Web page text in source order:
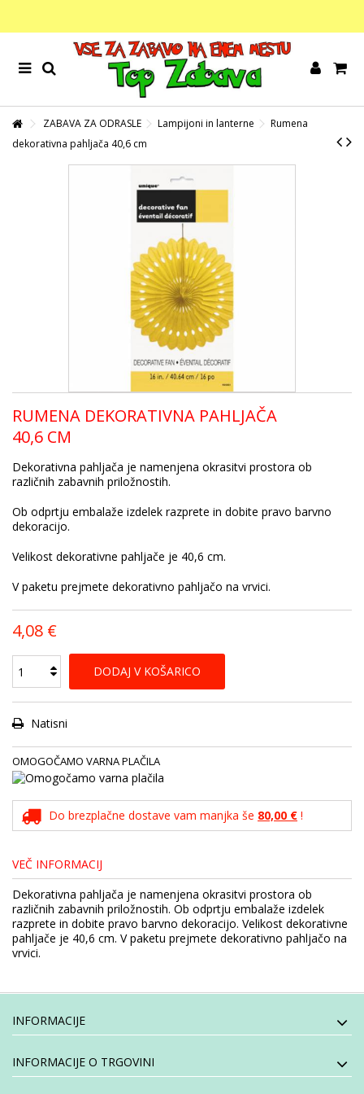
ZABAVA ZA ODRASLE Lampijoni in lanterne
Rumena
dekorativna pahljača 40,6 cm
RUMENA DEKORATIVNA PAHLJAČA
40,6 CM
Dekorativna pahljača je namenjena okrasitvi prostora ob
različnih zabavnih priložnostih.
Ob odprtju embalaže izdelek razprete in dobite pravo barvno
dekoracijo.
Velikost dekorativne pahljače je 40,6 cm.
V paketu prejmete dekorativno pahljačo na vrvici.
4,08 €
DODAJ V KOŠARICO
Natisni
OMOGOČAMO VARNA PLAČILA
Do brezplačne dostave vam manjka še 80,00 € !
VEČ INFORMACIJ
Dekorativna pahljača je namenjena okrasitvi prostora ob
različnih zabavnih priložnostih. Ob odprtju embalaže izdelek
razprete in dobite pravo barvno dekoracijo. Velikost dekorativne
pahljače je 40,6 cm. V paketu prejmete dekorativno pahljačo na
vrvici.
INFORMACIJE
INFORMACIJE O TRGOVINI